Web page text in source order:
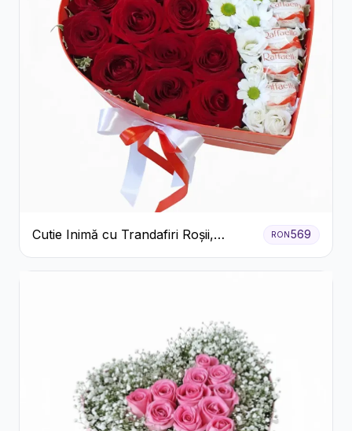
Cutie Inimă cu Trandafiri Roșii,
Crizanteme Albe și Bomboane
Raffaello
RON569